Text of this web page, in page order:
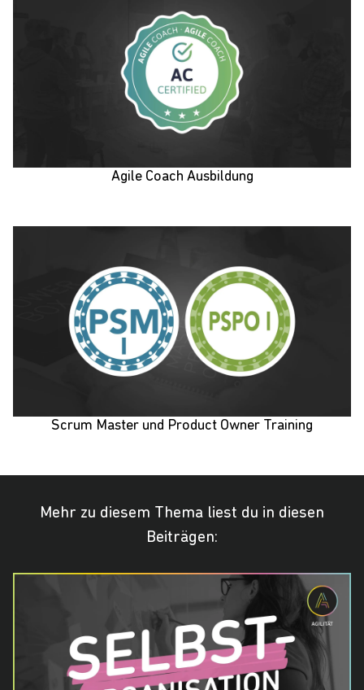
Agile Coach Ausbildung
Scrum Master und Product Owner Training
Mehr zu diesem Thema liest du in diesen
Beiträgen: